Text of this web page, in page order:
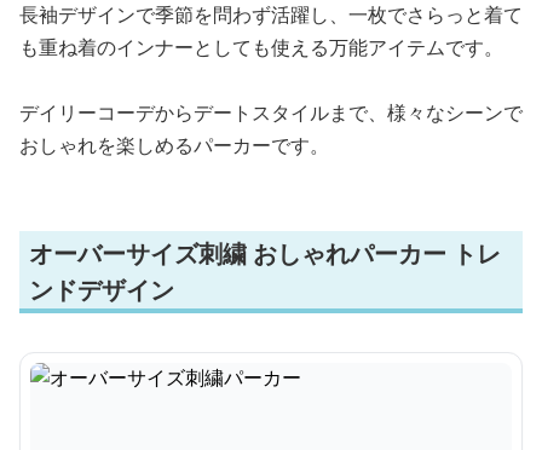
長袖デザインで季節を問わず活躍し、一枚でさらっと着て
も重ね着のインナーとしても使える万能アイテムです。
デイリーコーデからデートスタイルまで、様々なシーンで
おしゃれを楽しめるパーカーです。
オーバーサイズ刺繍 おしゃれパーカー トレ
ンドデザイン